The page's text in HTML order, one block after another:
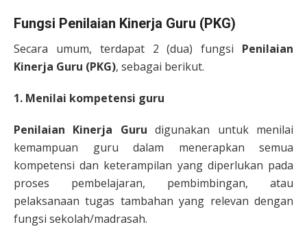
Fungsi Penilaian Kinerja Guru (PKG)
Secara umum, terdapat 2 (dua) fungsi Penilaian
Kinerja Guru (PKG), sebagai berikut.
1. Menilai kompetensi guru
Penilaian Kinerja Gurudigunakan untuk menilai
kemampuan guru dalam menerapkan semua
kompetensi dan keterampilan yang diperlukan pada
proses pembelajaran, pembimbingan, atau
pelaksanaan tugas tambahan yang relevan dengan
fungsi sekolah/madrasah.